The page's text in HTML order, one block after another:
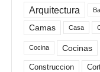
Arquitectura
Camas Casa
Cocina Cocinas
Construccion